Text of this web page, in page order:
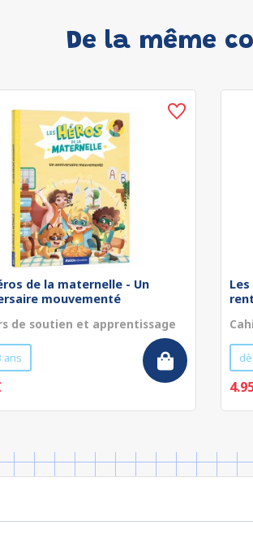
De la même
de la maternelle - Un
mouvementé
de soutien et apprentissage
ans